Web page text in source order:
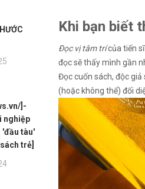
]-
nghiệp
'đầu tàu'
trẻ]
Khi bạn biết
Đọc vị tâm trícủa tiến
đọc sẽ thấy mình gần
Đọc cuốn sách, độc
(hoặc không thể) đối